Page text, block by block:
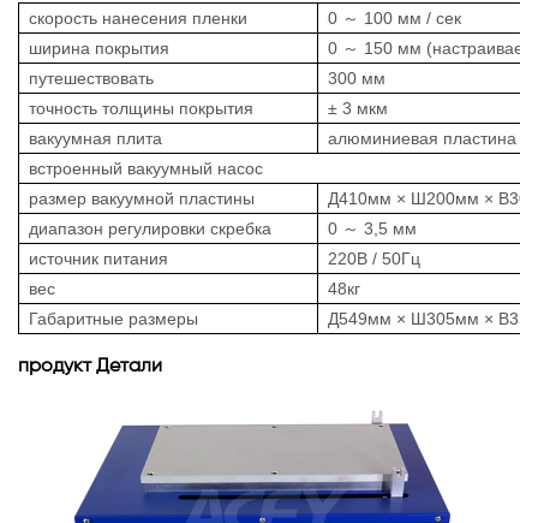
скорость нанесения пленки
0 ～ 100 мм / сек
ширина покрытия
0 ～ 150 мм
путешествовать
300 мм
точность толщины покрытия
± 3 мкм
вакуумная плита
алюминиевая пластина с
встроенный вакуумный насос
размер вакуумной пластины
Д410мм × Ш200мм ×
диапазон регулировки скребка
0 ～ 3,5 мм
источник питания
220В / 50Гц
вес
48кг
Габаритные размеры
Д549мм × Ш305мм ×
продуктДетали